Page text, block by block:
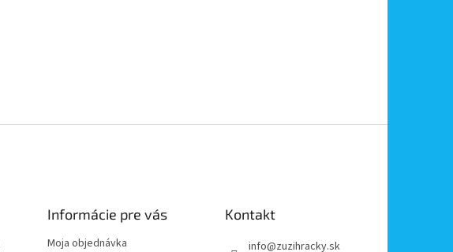
Informácie pre vás
Moja objednávka
Kontakt
info@zuzihracky.sk